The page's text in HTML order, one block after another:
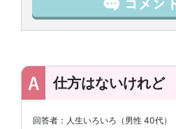
仕方はないけれど
回答者：人生いろいろ（男性 40代）